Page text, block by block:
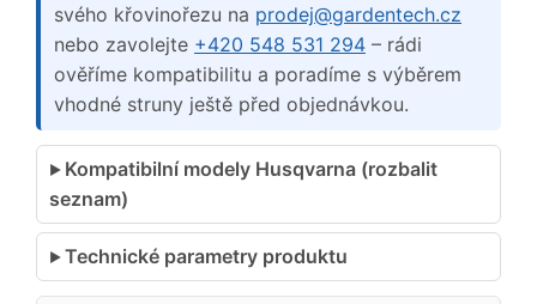
svého křovinořezu na prodej@gardentech.cz
nebo zavolejte +420 548 531 294 – rádi
ověříme kompatibilitu a poradíme s výběrem
vhodné struny ještě před objednávkou.
Kompatibilní modely Husqvarna (rozbalit
seznam)
Technické parametry produktu